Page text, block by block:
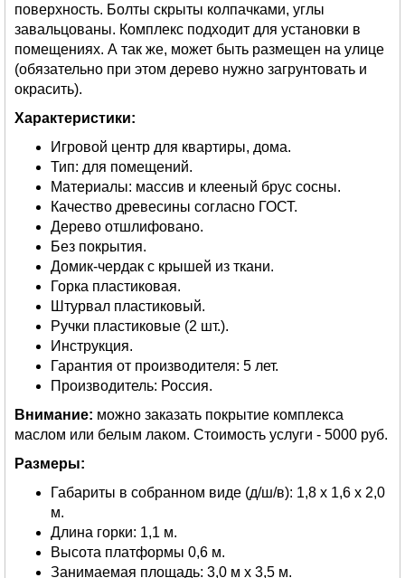
поверхность. Болты скрыты колпачками, углы
завальцованы. Комплекс подходит для установки в
помещениях. А так же, может быть размещен на улице
(обязательно при этом дерево нужно загрунтовать и
окрасить).
Характеристики:
Игровой центр для квартиры, дома.
Тип: для помещений.
Материалы: массив и клееный брус сосны.
Качество древесины согласно ГОСТ.
Дерево отшлифовано.
Без покрытия.
Домик-чердак с крышей из ткани.
Горка пластиковая.
Штурвал пластиковый.
Ручки пластиковые (2 шт.).
Инструкция.
Гарантия от производителя: 5 лет.
Производитель: Россия.
Внимание: можно заказать покрытие комплекса
маслом или белым лаком. Стоимость услуги - 5000 руб.
Размеры:
Габариты в собранном виде (д/ш/в): 1,8 х 1,6 х 2,0
м.
Длина горки: 1,1 м.
Высота платформы 0,6 м.
Занимаемая площадь: 3,0 м х 3,5 м.